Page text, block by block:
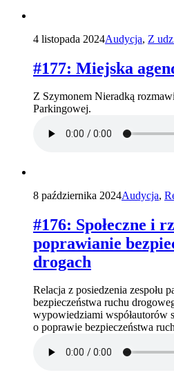
4 listopada 2024Audycja, Z
#177: Miejska
Z Szymonem Nieradką
Parkingowej.
8 października 2024Audycja,
#176: Społeczne i
poprawianie
drogach
Relacja z posiedzenia zespołu
bezpieczeństwa ruchu
wypowiedziami współautorów
o poprawie bezpieczeństwa